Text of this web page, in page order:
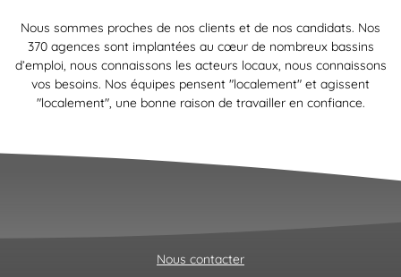
Nous sommes proches de nos clients et de nos candidats. Nos
370 agences sont implantées au cœur de nombreux bassins
d’emploi, nous connaissons les acteurs locaux, nous connaissons
vos besoins. Nos équipes pensent "localement" et agissent
"localement", une bonne raison de travailler en confiance.
Nous contacter